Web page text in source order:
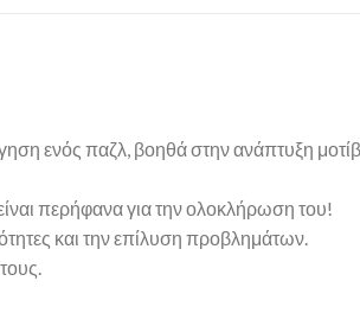
ενός παζλ, βοηθά στην ανάπτυξη
περήφανα για την ολοκλήρωση του!
και την επίλυση προβλημάτων.